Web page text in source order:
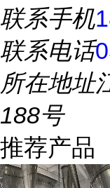
联系手机
联系电话
所在地址
188号
推荐产品